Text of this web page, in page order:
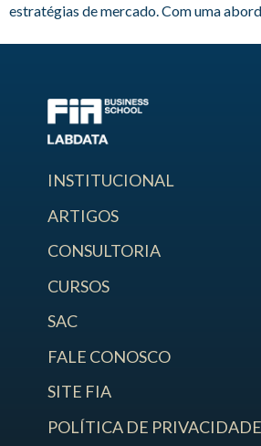
estratégias de mercado. Com uma
INSTITUCIONAL
ARTIGOS
CONSULTORIA
CURSOS
SAC
FALE CONOSCO
SITE FIA
POLÍTICA DE PRIVACIDADE